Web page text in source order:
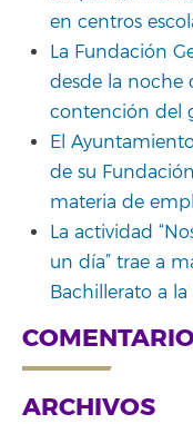
en centros
La Fundación
desde la noche
contención del
El
de su
materia de
La actividad
un día” trae a
Bachillerato a la
ARCHIVOS